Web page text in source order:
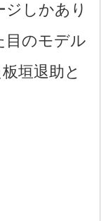
しかあり
目のモデル
垣退助と